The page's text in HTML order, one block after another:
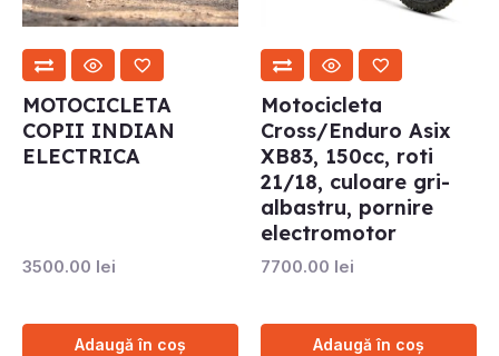
MOTOCICLETA
COPII INDIAN
ELECTRICA
3500.00 lei
Adaugă în coș
Motocicleta
Cross/Enduro Asix
XB83, 150cc, roti
21/18, culoare gri-
albastru, pornire
electromotor
7700.00 lei
Adaugă în coș